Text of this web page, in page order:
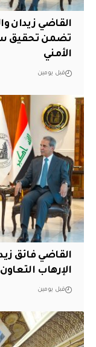
القاضي زيدان
تضمن تحقيق
الأمني
قبل يومين
القاضي فائق
الإرهاب
قبل يومين